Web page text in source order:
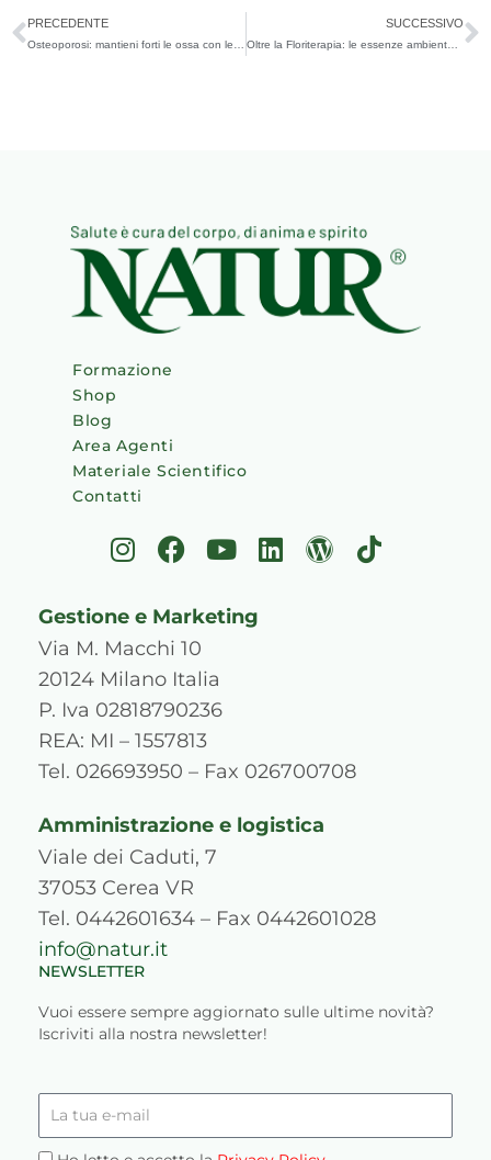
Precedente
PRECEDENTE
Osteoporosi: mantieni forti le ossa con le vitamine giuste
SUCCESSIVO
Oltre la Floriterapia: le essenze ambientali dell’Alaska
Formazione
Shop
Blog
Area Agenti
Materiale Scientifico
Contatti
I
n
t
a
g
r
a
m
F
a
e
b
o
o
k
Y
o
t
e
L
i
W
o
s
T
i
Gestione e Marketing
Via M. Macchi 10
20124 Milano Italia
P. Iva 02818790236
REA: MI – 1557813
Tel. 026693950 – Fax 026700708
Amministrazione e logistica
Viale dei Caduti, 7
37053 Cerea VR
Tel. 0442601634 – Fax 0442601028
info@natur.it
NEWSLETTER
Vuoi essere sempre aggiornato sulle ultime novità?
Iscriviti alla nostra newsletter!
tua